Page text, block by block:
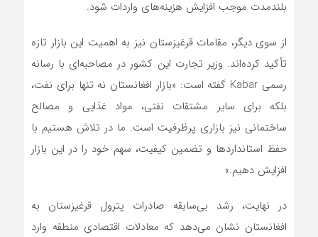
بلندمدت موجب افزایش هزینه‌های واردات شود.
از سوی دیگر، مقامات قرغیزستان نیز به اهمیت این بازار تازه
تأکید کرده‌اند. وزیر تجارت این کشور در مصاحبه‌ای با رسانه
رسمی Kabar گفته است: «بازار افغانستان نه تنها برای نفت،
بلکه برای سایر مشتقات نفتی، مواد غذایی و مصالح
ساختمانی نیز بازاری پرظرفیت است. ما در تلاش هستیم با
حفظ استانداردها و تضمین کیفیت، سهم خود را در این بازار
افزایش دهیم.»
در نهایت، رشد بی‌سابقه صادرات پترول قرغیزستان به
افغانستان نشان می‌دهد که معادلات اقتصادی منطقه وارد